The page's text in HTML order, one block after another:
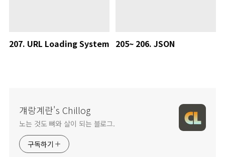
207. URL Loading System 205~ 206. JSON
걔랑계란's Chillog
노는 것도 뼈와 살이 되는 블로그.
구독하기